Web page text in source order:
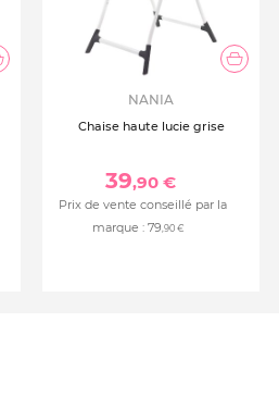
NANIA
Chaise haute lucie grise
39,90 €
Prix de vente conseillé par la
marque : 79,90 €